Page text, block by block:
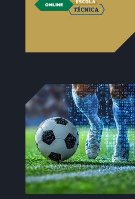
ONLINE